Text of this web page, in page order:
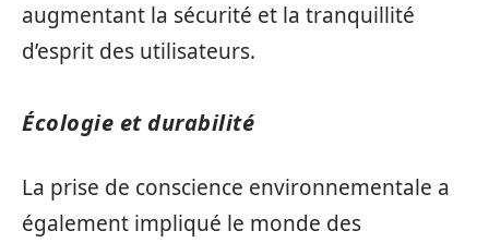
augmentant la sécurité et la tranquillité
d’esprit des utilisateurs.
Écologie et durabilité
La prise de conscience environnementale a
également impliqué le monde des